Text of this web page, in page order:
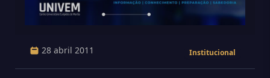
28 abril 2011 Institucional